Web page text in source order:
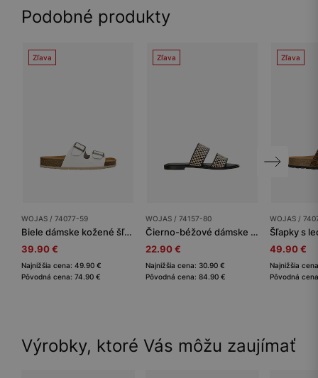
Podobné produkty
Zľava
WOJAS / 74077-59
Biele dámske kožené šľapky na korkovej podrážke
39.90 €
Najnižšia cena: 49.90 €
Pôvodná cena: 74.90 €
Zľava
WOJAS / 74157-80
Čierno-béžové dámske šľapky z lícovej kože s pletením z rafie
22.90 €
Najnižšia cena: 30.90 €
Pôvodná cena: 84.90 €
Zľava
WOJAS /
49.90 €
Najnižšia
Pôvodná
Výrobky, ktoré Vás môžu zaujímať